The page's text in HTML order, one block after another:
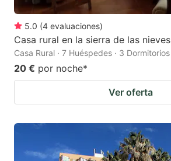
5.0 (4 evaluaciones)
Casa rural en la sierra de las nieves
Casa Rural · 7 Huéspedes · 3 Dormitorios
20 € por noche*
Ver oferta